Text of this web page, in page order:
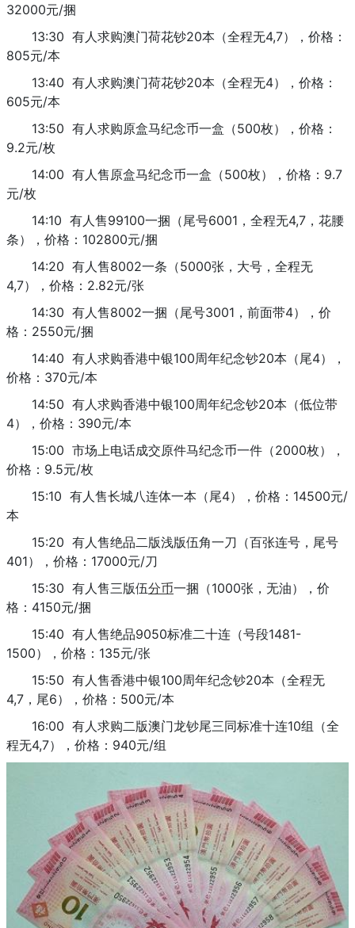
32000元/捆
13:30 有人求购澳门荷花钞20本（全程无4,7），价格：
805元/本
13:40 有人求购澳门荷花钞20本（全程无4），价格：
605元/本
13:50 有人求购原盒马纪念币一盒（500枚），价格：
9.2元/枚
14:00 有人售原盒马纪念币一盒（500枚），价格：9.7
元/枚
14:10 有人售99100一捆（尾号6001，全程无4,7，花腰
条），价格：102800元/捆
14:20 有人售8002一条（5000张，大号，全程无
4,7），价格：2.82元/张
14:30 有人售8002一捆（尾号3001，前面带4），价
格：2550元/捆
14:40 有人求购香港中银100周年纪念钞20本（尾4），
价格：370元/本
14:50 有人求购香港中银100周年纪念钞20本（低位带
4），价格：390元/本
15:00 市场上电话成交原件马纪念币一件（2000枚），
价格：9.5元/枚
15:10 有人售长城八连体一本（尾4），价格：14500元/
本
15:20 有人售绝品二版浅版伍角一刀（百张连号，尾号
401），价格：17000元/刀
15:30 有人售三版伍分币一捆（1000张，无油），价
格：4150元/捆
15:40 有人售绝品9050标准二十连（号段1481-
1500），价格：135元/张
15:50 有人售香港中银100周年纪念钞20本（全程无
4,7，尾6），价格：500元/本
16:00 有人求购二版澳门龙钞尾三同标准十连10组（全
程无4,7），价格：940元/组